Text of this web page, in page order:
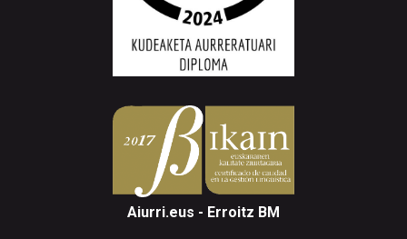
Aiurri.eus - Erroitz BM